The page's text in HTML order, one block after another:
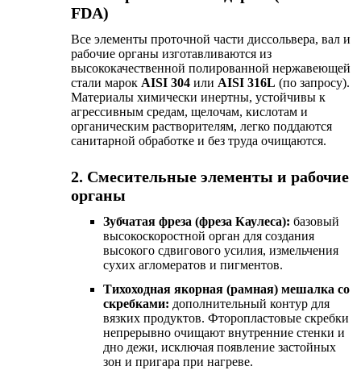
FDA)
Все элементы проточной части диссольвера, вал и
рабочие органы изготавливаются из
высококачественной полированной нержавеющей
стали марок AISI 304 или AISI 316L (по запросу).
Материалы химически инертны, устойчивы к
агрессивным средам, щелочам, кислотам и
органическим растворителям, легко поддаются
санитарной обработке и без труда очищаются.
2. Смесительные элементы и рабочие
органы
Зубчатая фреза (фреза Каулеса): базовый
высокоскоростной орган для создания
высокого сдвигового усилия, измельчения
сухих агломератов и пигментов.
Тихоходная якорная (рамная) мешалка со
скребками: дополнительный контур для
вязких продуктов. Фторопластовые скребки
непрерывно очищают внутренние стенки и
дно дежи, исключая появление застойных
зон и пригара при нагреве.